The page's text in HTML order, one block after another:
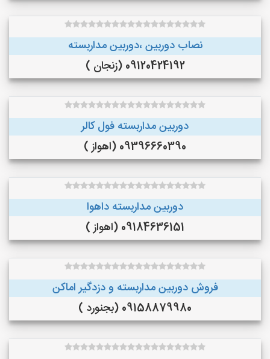
نصاب دوربین ،دوربین مداربسته
09120424192 (زنجان )
دوربین مداربسته فول کالر
09396660390 (اهواز )
دوربین مداربسته داهوا
09184636151 (اهواز )
فروش دوربین مداربسته و دزدگیر اماکن
09158879980 (بجنورد )